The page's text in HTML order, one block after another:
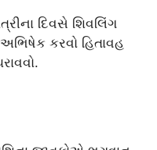
દિવસે શિવલિંગ
કરવો હિતાવહ